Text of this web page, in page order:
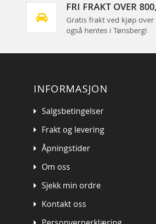
FRI FRAKT OVER
Gratis frakt ved kjøp
også hentes i Tønsberg!
INFORMASJON
Salgsbetingelser
Frakt og levering
Åpningstider
Om oss
Sjekk min ordre
Kontakt oss